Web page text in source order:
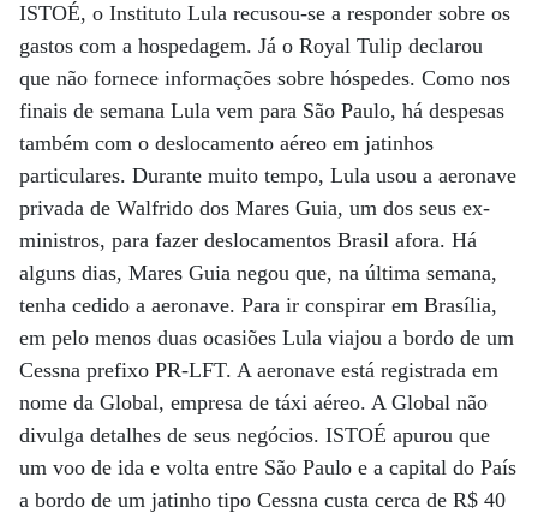
ISTOÉ, o Instituto Lula recusou-se a responder sobre os
gastos com a hospedagem. Já o Royal Tulip declarou
que não fornece informações sobre hóspedes. Como nos
finais de semana Lula vem para São Paulo, há despesas
também com o deslocamento aéreo em jatinhos
particulares. Durante muito tempo, Lula usou a aeronave
privada de Walfrido dos Mares Guia, um dos seus ex-
ministros, para fazer deslocamentos Brasil afora. Há
alguns dias, Mares Guia negou que, na última semana,
tenha cedido a aeronave. Para ir conspirar em Brasília,
em pelo menos duas ocasiões Lula viajou a bordo de um
Cessna prefixo PR-LFT. A aeronave está registrada em
nome da Global, empresa de táxi aéreo. A Global não
divulga detalhes de seus negócios. ISTOÉ apurou que
um voo de ida e volta entre São Paulo e a capital do País
a bordo de um jatinho tipo Cessna custa cerca de R$ 40